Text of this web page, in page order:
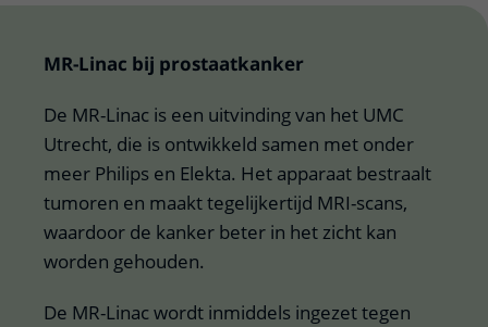
MR-Linac bij prostaatkanker
De MR-Linac is een uitvinding van het UMC
Utrecht, die is ontwikkeld samen met onder
meer Philips en Elekta. Het apparaat bestraalt
tumoren en maakt tegelijkertijd MRI-scans,
waardoor de kanker beter in het zicht kan
worden gehouden.
De MR-Linac wordt inmiddels ingezet tegen